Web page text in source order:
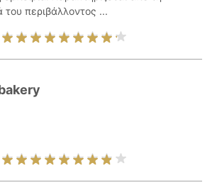
του περιβάλλοντος ...